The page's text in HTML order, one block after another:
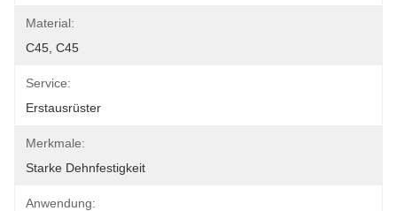
Material:
C45, C45
Service:
Erstausrüster
Merkmale:
Starke Dehnfestigkeit
Anwendung: